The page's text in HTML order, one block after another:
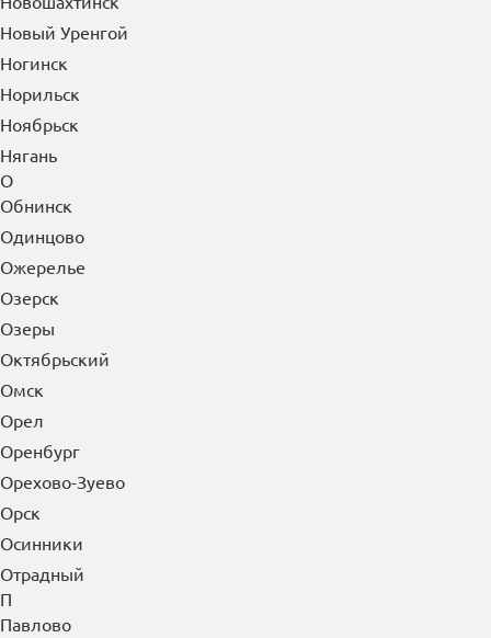
Новый Уренгой
Ногинск
Норильск
Ноябрьск
Нягань
О
Обнинск
Одинцово
Ожерелье
Озерск
Озеры
Октябрьский
Омск
Орел
Оренбург
Орехово-Зуево
Орск
Осинники
Отрадный
П
Павлово